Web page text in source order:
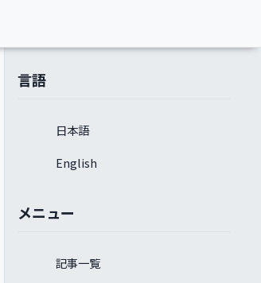
言語
日本語
English
メニュー
記事一覧